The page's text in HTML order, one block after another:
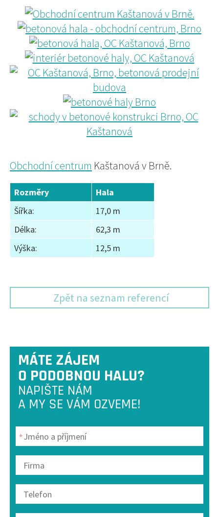
Obchodní centrum Kaštanová v Brně.
Rozměry
Hala
Šířka:
17,0 m
Délka:
62,3 m
Výška:
12,5 m
Zpět na seznam referencí
MÁTE ZÁJEM
O PODOBNOU HALU?
NAPIŠTE NÁM
A MY SE VÁM OZVEME!